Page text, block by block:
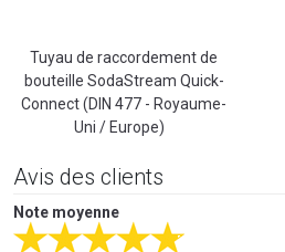
Avis des clients
Note moyenne
Tuyau de raccordement de
bouteille SodaStream Quick-
Connect (DIN 477 - Royaume-
Uni / Europe)